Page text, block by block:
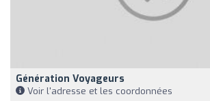
Génération Voyageurs
Voir l'adresse et les coordonnées